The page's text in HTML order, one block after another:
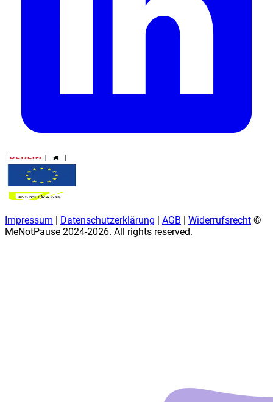
Impressum | Datenschutzerklärung | AGB | Widerrufsrecht ©
MeNotPause 2024-2026. All rights reserved.